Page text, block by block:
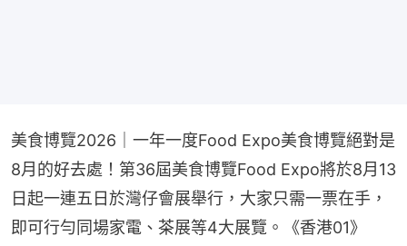
美食博覽2026｜一年一度Food Expo美食博覽絕對是
8月的好去處！第36屆美食博覽Food Expo將於8月13
日起一連五日於灣仔會展舉行，大家只需一票在手，
即可行勻同場家電、茶展等4大展覽。《香港01》